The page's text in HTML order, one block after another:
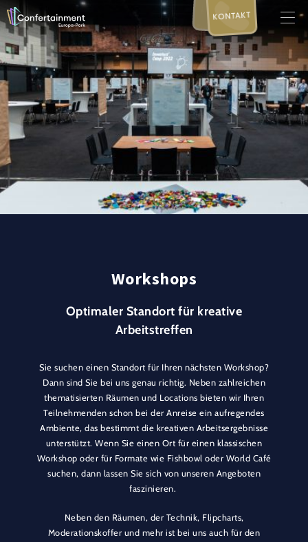
KONTAKT
Workshops
Optimaler Standort für kreative
Arbeitstreffen
Sie suchen einen Standort für Ihren nächsten Workshop?
Dann sind Sie bei uns genau richtig. Neben zahlreichen
thematisierten Räumen und Locations bieten wir Ihren
Teilnehmenden schon bei der Anreise ein aufregendes
Ambiente, das bestimmt die kreativen Arbeitsergebnisse
unterstützt. Wenn Sie einen Ort für einen klassischen
Workshop oder für Formate wie Fishbowl oder World Café
suchen, dann lassen Sie sich von unseren Angeboten
faszinieren.
Neben den Räumen, der Technik, Flipcharts,
Moderationskoffer und mehr ist bei uns auch für den